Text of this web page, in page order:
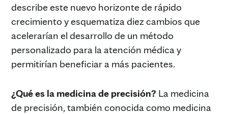
describe este nuevo horizonte de rápido
crecimiento y esquematiza diez cambios que
acelerarían el desarrollo de un método
personalizado para la atención médica y
permitirían beneficiar a más pacientes.
¿Qué es la medicina de precisión? La medicina
de precisión, también conocida como medicina